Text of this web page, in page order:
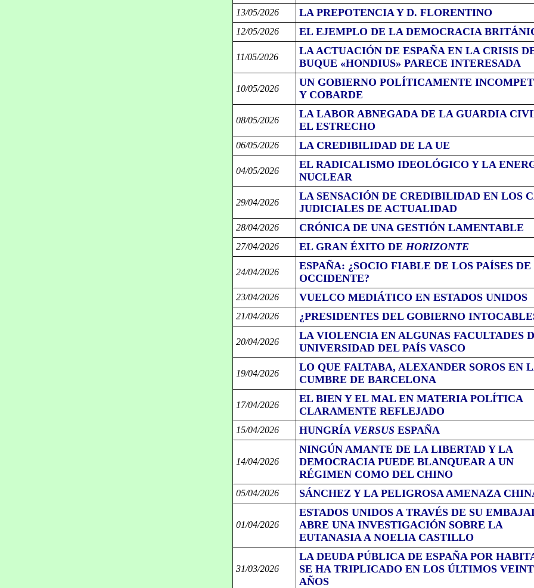
13/05/2026 LA PREPOTENCIA Y D. FLORENTINO
12/05/2026 EL EJEMPLO DE LA DEMOCRACIA
11/05/2026
LA ACTUACIÓN DE ESPAÑA EN LA CRISIS
BUQUE «HONDIUS» PARECE INTERESADA
10/05/2026
UN GOBIERNO POLÍTICAMENTE
Y COBARDE
08/05/2026
LA LABOR ABNEGADA DE LA GUARDIA
EL ESTRECHO
06/05/2026 LA CREDIBILIDAD DE LA UE
04/05/2026
EL RADICALISMO IDEOLÓGICO Y LA
NUCLEAR
29/04/2026
LA SENSACIÓN DE CREDIBILIDAD EN LOS
JUDICIALES DE ACTUALIDAD
28/04/2026 CRÓNICA DE UNA GESTIÓN LAMENTABLE
27/04/2026 EL GRAN ÉXITO DE HORIZONTE
24/04/2026
ESPAÑA: ¿SOCIO FIABLE DE LOS PAÍSES DE
OCCIDENTE?
23/04/2026 VUELCO MEDIÁTICO EN ESTADOS UNIDOS
21/04/2026 ¿PRESIDENTES DEL GOBIERNO
20/04/2026
LA VIOLENCIA EN ALGUNAS FACULTADES
UNIVERSIDAD DEL PAÍS VASCO
19/04/2026
LO QUE FALTABA, ALEXANDER SOROS EN
CUMBRE DE BARCELONA
17/04/2026
EL BIEN Y EL MAL EN MATERIA POLÍTICA
CLARAMENTE REFLEJADO
15/04/2026 HUNGRÍA VERSUSESPAÑA
14/04/2026
NINGÚN AMANTE DE LA LIBERTAD Y LA
DEMOCRACIA PUEDE BLANQUEAR A UN
RÉGIMEN COMO DEL CHINO
05/04/2026 SÁNCHEZ Y LA PELIGROSA AMENAZA
01/04/2026
ESTADOS UNIDOS A TRAVÉS DE SU
ABRE UNA INVESTIGACIÓN SOBRE LA
EUTANASIA A NOELIA CASTILLO
31/03/2026
LA DEUDA PÚBLICA DE ESPAÑA POR
SE HA TRIPLICADO EN LOS ÚLTIMOS
AÑOS